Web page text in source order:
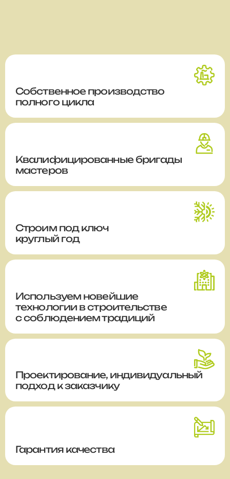
Собственное производство
полного цикла
Квалифицированные бригады
мастеров
Строим под ключ
круглый год
Используем новейшие
технологии в строительстве
с соблюдением традиций
Проектирование, индивидуальный
подход к заказчику
Гарантия качества